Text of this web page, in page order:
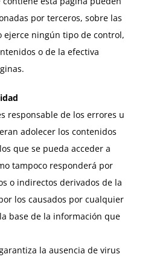
por terceros, sobre las
ejerce ningún tipo de control,
o de la efectiva
responsable de los errores u
adolecer los contenidos
que se pueda acceder a
tampoco responderá por
o indirectos derivados de la
los causados por cualquier
base de la información que
garantiza la ausencia de virus